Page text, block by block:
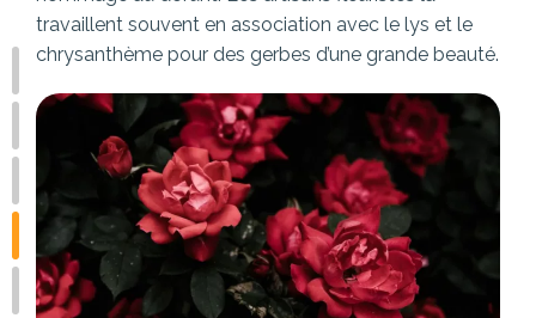
travaillent souvent en association avec le lys et le
chrysanthème pour des gerbes d’une grande beauté.